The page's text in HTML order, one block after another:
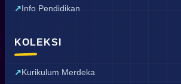
Info Pendidikan
KOLEKSI
Kurikulum Merdeka